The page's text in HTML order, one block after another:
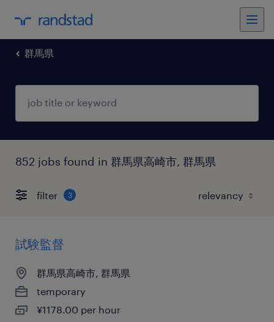
群馬県
852 jobs found in 群馬県高崎市, 群馬県
filter 3
試験監督
群馬県高崎市, 群馬県
temporary
¥1178.00 per hour